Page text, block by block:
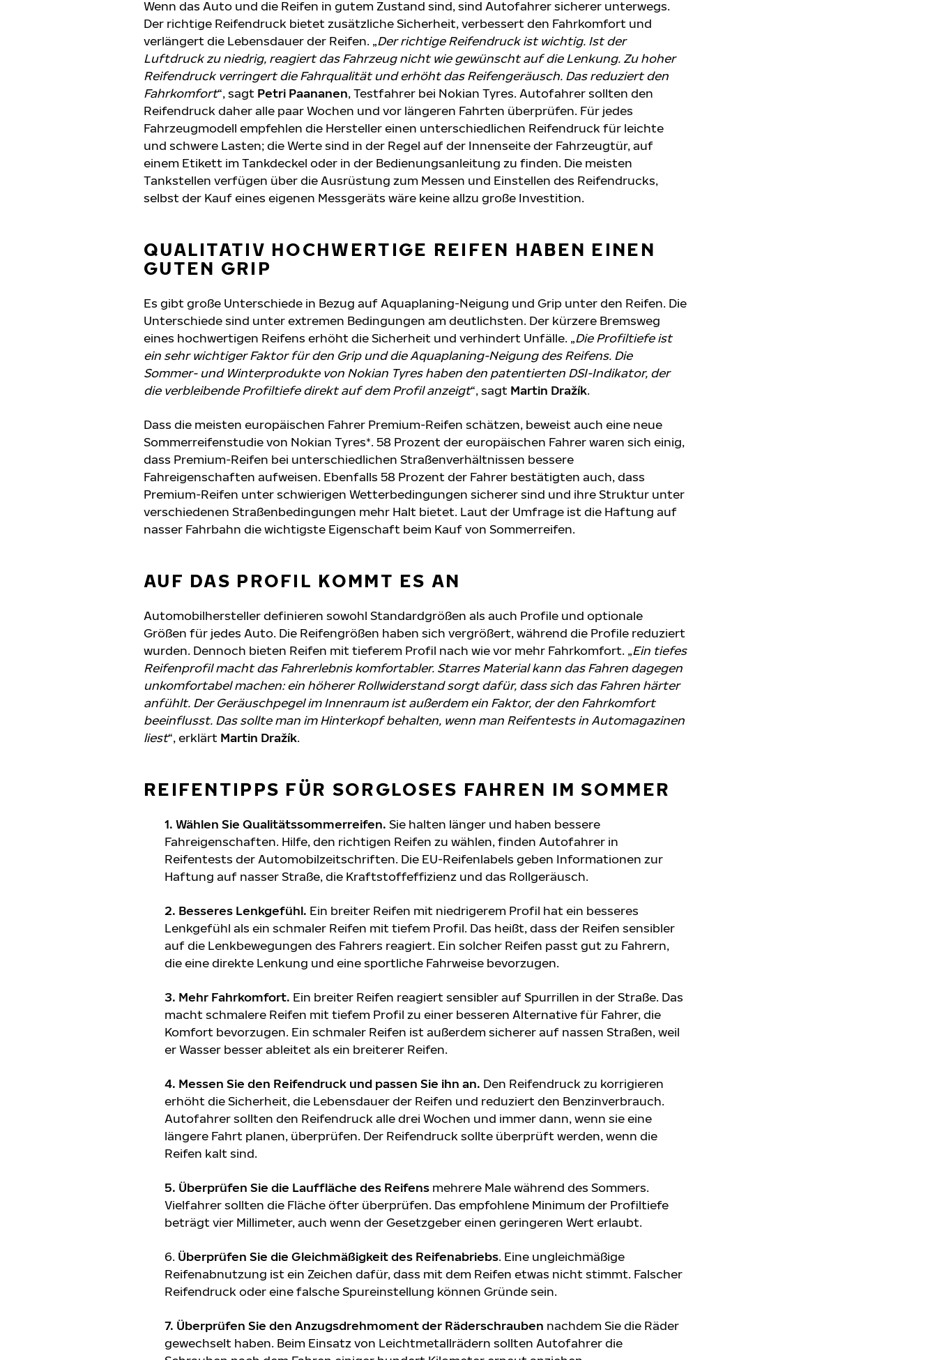
Wenn das Auto und die Reifen in gutem Zustand sind, sind Autofahrer sicherer unterwegs.
Der richtige Reifendruck bietet zusätzliche Sicherheit, verbessert den Fahrkomfort und
verlängert die Lebensdauer der Reifen. „Der richtige Reifendruck ist wichtig. Ist der
Luftdruck zu niedrig, reagiert das Fahrzeug nicht wie gewünscht auf die Lenkung. Zu hoher
Reifendruck verringert die Fahrqualität und erhöht das Reifengeräusch. Das reduziert den
Fahrkomfort“, sagt Petri Paananen, Testfahrer bei Nokian Tyres. Autofahrer sollten den
Reifendruck daher alle paar Wochen und vor längeren Fahrten überprüfen. Für jedes
Fahrzeugmodell empfehlen die Hersteller einen unterschiedlichen Reifendruck für leichte
und schwere Lasten; die Werte sind in der Regel auf der Innenseite der Fahrzeugtür, auf
einem Etikett im Tankdeckel oder in der Bedienungsanleitung zu finden. Die meisten
Tankstellen verfügen über die Ausrüstung zum Messen und Einstellen des Reifendrucks,
selbst der Kauf eines eigenen Messgeräts wäre keine allzu große Investition.
QUALITATIV HOCHWERTIGE REIFEN HABEN EINEN
GUTEN GRIP
Es gibt große Unterschiede in Bezug auf Aquaplaning-Neigung und Grip unter den Reifen. Die
Unterschiede sind unter extremen Bedingungen am deutlichsten. Der kürzere Bremsweg
eines hochwertigen Reifens erhöht die Sicherheit und verhindert Unfälle. „Die Profiltiefe ist
ein sehr wichtiger Faktor für den Grip und die Aquaplaning-Neigung des Reifens. Die
Sommer- und Winterprodukte von Nokian Tyres haben den patentierten DSI-Indikator, der
die verbleibende Profiltiefe direkt auf dem Profil anzeigt“, sagt Martin Dražík.
Dass die meisten europäischen Fahrer Premium-Reifen schätzen, beweist auch eine neue
Sommerreifenstudie von Nokian Tyres*. 58 Prozent der europäischen Fahrer waren sich einig,
dass Premium-Reifen bei unterschiedlichen Straßenverhältnissen bessere
Fahreigenschaften aufweisen. Ebenfalls 58 Prozent der Fahrer bestätigten auch, dass
Premium-Reifen unter schwierigen Wetterbedingungen sicherer sind und ihre Struktur unter
verschiedenen Straßenbedingungen mehr Halt bietet. Laut der Umfrage ist die Haftung auf
nasser Fahrbahn die wichtigste Eigenschaft beim Kauf von Sommerreifen.
AUF DAS PROFIL KOMMT ES AN
Automobilhersteller definieren sowohl Standardgrößen als auch Profile und optionale
Größen für jedes Auto. Die Reifengrößen haben sich vergrößert, während die Profile reduziert
wurden. Dennoch bieten Reifen mit tieferem Profil nach wie vor mehr Fahrkomfort. „Ein tiefes
Reifenprofil macht das Fahrerlebnis komfortabler. Starres Material kann das Fahren dagegen
unkomfortabel machen: ein höherer Rollwiderstand sorgt dafür, dass sich das Fahren härter
anfühlt. Der Geräuschpegel im Innenraum ist außerdem ein Faktor, der den Fahrkomfort
beeinflusst. Das sollte man im Hinterkopf behalten, wenn man Reifentests in Automagazinen
liest“, erklärt Martin Dražík.
REIFENTIPPS FÜR SORGLOSES FAHREN IM SOMMER
1. Wählen Sie Qualitätssommerreifen. Sie halten länger und haben bessere
Fahreigenschaften. Hilfe, den richtigen Reifen zu wählen, finden Autofahrer in
Reifentests der Automobilzeitschriften. Die EU-Reifenlabels geben Informationen zur
Haftung auf nasser Straße, die Kraftstoffeffizienz und das Rollgeräusch.
2. Besseres Lenkgefühl. Ein breiter Reifen mit niedrigerem Profil hat ein besseres
Lenkgefühl als ein schmaler Reifen mit tiefem Profil. Das heißt, dass der Reifen sensibler
auf die Lenkbewegungen des Fahrers reagiert. Ein solcher Reifen passt gut zu Fahrern,
die eine direkte Lenkung und eine sportliche Fahrweise bevorzugen.
3. Mehr Fahrkomfort. Ein breiter Reifen reagiert sensibler auf Spurrillen in der Straße. Das
macht schmalere Reifen mit tiefem Profil zu einer besseren Alternative für Fahrer, die
Komfort bevorzugen. Ein schmaler Reifen ist außerdem sicherer auf nassen Straßen, weil
er Wasser besser ableitet als ein breiterer Reifen.
4. Messen Sie den Reifendruck und passen Sie ihn an. Den Reifendruck zu korrigieren
erhöht die Sicherheit, die Lebensdauer der Reifen und reduziert den Benzinverbrauch.
Autofahrer sollten den Reifendruck alle drei Wochen und immer dann, wenn sie eine
längere Fahrt planen, überprüfen. Der Reifendruck sollte überprüft werden, wenn die
Reifen kalt sind.
5. Überprüfen Sie die Lauffläche des Reifens mehrere Male während des Sommers.
Vielfahrer sollten die Fläche öfter überprüfen. Das empfohlene Minimum der Profiltiefe
beträgt vier Millimeter, auch wenn der Gesetzgeber einen geringeren Wert erlaubt.
6. Überprüfen Sie die Gleichmäßigkeit des Reifenabriebs. Eine ungleichmäßige
Reifenabnutzung ist ein Zeichen dafür, dass mit dem Reifen etwas nicht stimmt. Falscher
Reifendruck oder eine falsche Spureinstellung können Gründe sein.
7. Überprüfen Sie den Anzugsdrehmoment der Räderschrauben nachdem Sie die Räder
gewechselt haben. Beim Einsatz von Leichtmetallrädern sollten Autofahrer die